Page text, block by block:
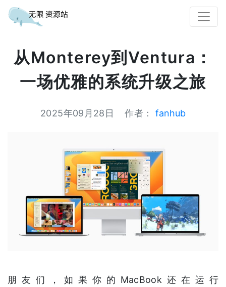
从Monterey到Ventura：
一场优雅的系统升级之旅
2025年09月28日 作者： fanhub
朋友们，如果你的MacBook还在运行